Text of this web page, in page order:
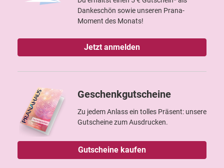
Dankeschön sowie unseren Prana-
Moment des Monats!
Jetzt anmelden
Geschenkgutscheine
Zu jedem Anlass ein tolles Präsent: unsere
Gutscheine zum Ausdrucken.
Gutscheine kaufen